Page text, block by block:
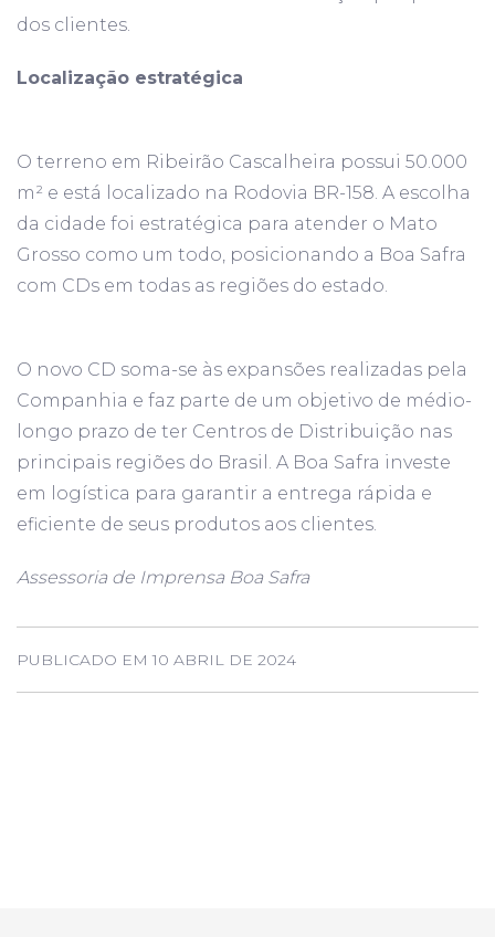
dos clientes.
Localização estratégica
O terreno em Ribeirão Cascalheira possui 50.000
m² e está localizado na Rodovia BR-158. A escolha
da cidade foi estratégica para atender o Mato
Grosso como um todo, posicionando a Boa Safra
com CDs em todas as regiões do estado.
O novo CD soma-se às expansões realizadas pela
Companhia e faz parte de um objetivo de médio-
longo prazo de ter Centros de Distribuição nas
principais regiões do Brasil. A Boa Safra investe
em logística para garantir a entrega rápida e
eficiente de seus produtos aos clientes.
Assessoria de Imprensa Boa Safra
PUBLICADO EM 10 ABRIL DE 2024